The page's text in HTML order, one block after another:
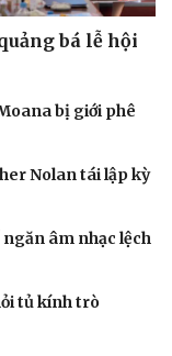
bá lễ hội
bị giới phê
Nolan tái lập kỳ
âm nhạc lệch
tủ kính trò